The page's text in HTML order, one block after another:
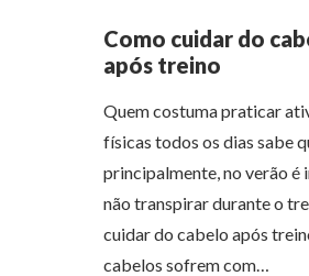
Como cuidar do
após treino
Quem costuma praticar
físicas todos os dias sabe
principalmente, no verão é
não transpirar durante o
cuidar do cabelo após
cabelos sofrem com…